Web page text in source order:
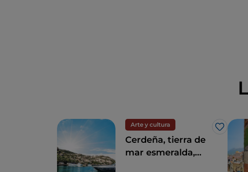
Arte y cultura
Me
Cerdeña, tierra de
mar esmeralda,